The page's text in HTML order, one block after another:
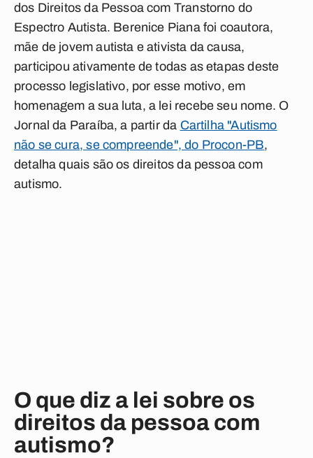
dos Direitos da Pessoa com Transtorno do
Espectro Autista. Berenice Piana foi coautora,
mãe de jovem autista e ativista da causa,
participou ativamente de todas as etapas deste
processo legislativo, por esse motivo, em
homenagem a sua luta, a lei recebe seu nome. O
Jornal da Paraíba, a partir da Cartilha "Autismo
não se cura, se compreende", do Procon-PB,
detalha quais são os direitos da pessoa com
autismo.
O que diz a lei sobre os
direitos da pessoa com
autismo?